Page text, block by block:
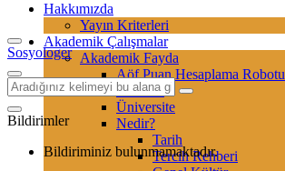
Hakkımızda
Yayın Kriterleri
Akademik Çalışmalar
Akademik Fayda
Aöf Puan Hesaplama Robotu
Sertifika
Üniversite
Nedir?
Tarih
Tercih Rehberi
Sosyologer
Bildirimler
Bildiriminiz bulunmamaktadır.